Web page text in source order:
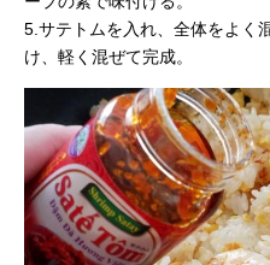
5.サテトムを入れ、全体をよく
け、軽く混ぜて完成。